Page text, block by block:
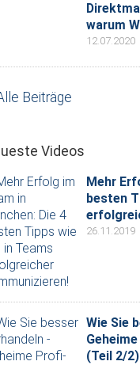
warum
12.07.2020
Beiträge
Videos
Mehr
besten
26.11.2019
Wie Sie
(Teil 2/2)